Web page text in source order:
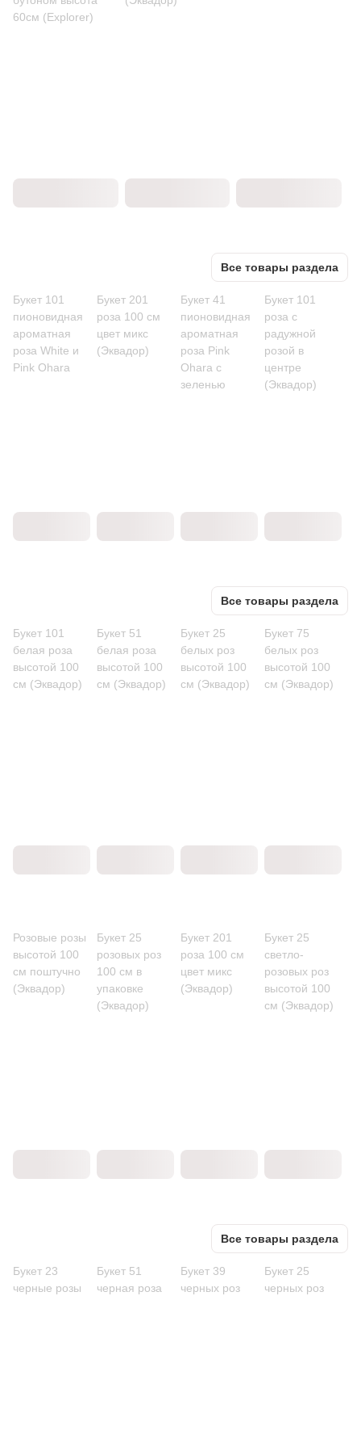
60см (Explorer)
Все товары раздела
Букет 101
пионовидная
ароматная
роза White и
Pink Ohara
Букет 201
роза 100 см
цвет микс
(Эквадор)
Букет 41
пионовидная
ароматная
роза Pink
Ohara с
зеленью
Букет 101
роза с
радужной
розой в
центре
(Эквадор)
Все товары раздела
Букет 101
белая роза
высотой 100
см (Эквадор)
Букет 51
белая роза
высотой 100
см (Эквадор)
Букет 25
белых роз
высотой 100
см (Эквадор)
Букет 75
белых роз
высотой 100
см (Эквадор)
Розовые розы
высотой 100
см поштучно
(Эквадор)
Букет 25
розовых роз
100 см в
упаковке
(Эквадор)
Букет 201
роза 100 см
цвет микс
(Эквадор)
Букет 25
светло-
розовых роз
высотой 100
см (Эквадор)
Все товары раздела
Букет 23
черные розы
Букет 51
черная роза
Букет 39
черных роз
Букет 25
черных роз